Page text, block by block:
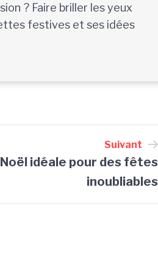
? Faire briller les yeux
festives et ses idées
Suivant
idéale pour des fêtes
inoubliables